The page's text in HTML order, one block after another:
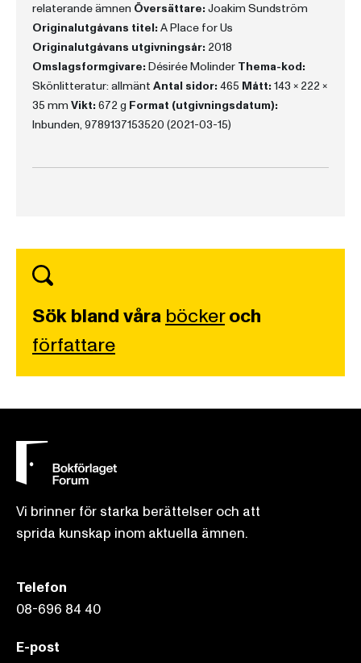
relaterande ämnen Översättare: Joakim Sundström
Originalutgåvans titel: A Place for Us
Originalutgåvans utgivningsår: 2018
Omslagsformgivare: Désirée Molinder Thema-kod:
Skönlitteratur: allmänt Antal sidor: 465 Mått: 143 x 222 x
35 mm Vikt: 672 g Format (utgivningsdatum):
Inbunden, 9789137153520 (2021-03-15)
Sök bland våra böckeroch
författare
Vi brinner för starka berättelser och att
sprida kunskap inom aktuella ämnen.
Telefon
08-696 84 40
E-post